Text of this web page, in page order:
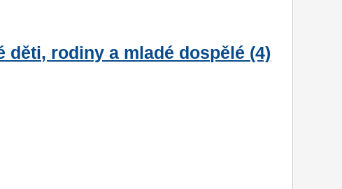
děti, rodiny a mladé dospělé (4)